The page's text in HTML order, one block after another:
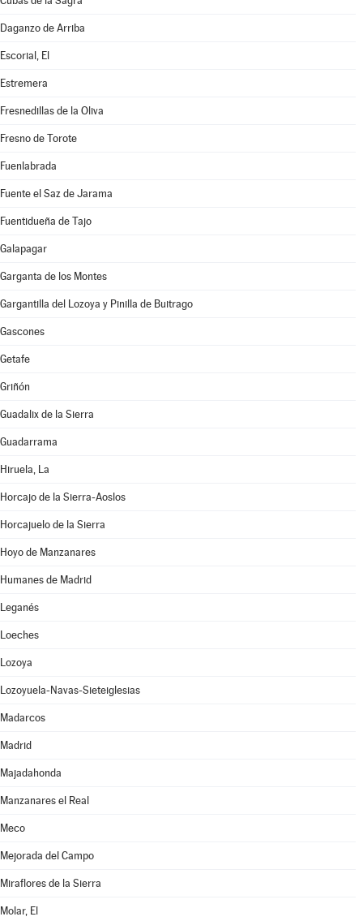
Daganzo de Arriba
Escorial, El
Estremera
Fresnedillas de la Oliva
Fresno de Torote
Fuenlabrada
Fuente el Saz de Jarama
Fuentidueña de Tajo
Galapagar
Garganta de los Montes
Gargantilla del Lozoya y Pinilla de Buitrago
Gascones
Getafe
Griñón
Guadalix de la Sierra
Guadarrama
Hiruela, La
Horcajo de la Sierra-Aoslos
Horcajuelo de la Sierra
Hoyo de Manzanares
Humanes de Madrid
Leganés
Loeches
Lozoya
Lozoyuela-Navas-Sieteiglesias
Madarcos
Madrid
Majadahonda
Manzanares el Real
Meco
Mejorada del Campo
Miraflores de la Sierra
Molar, El